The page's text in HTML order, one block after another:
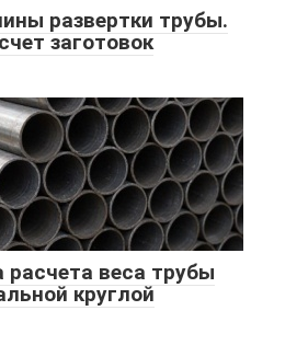
развертки трубы.
заготовок
веса трубы
круглой